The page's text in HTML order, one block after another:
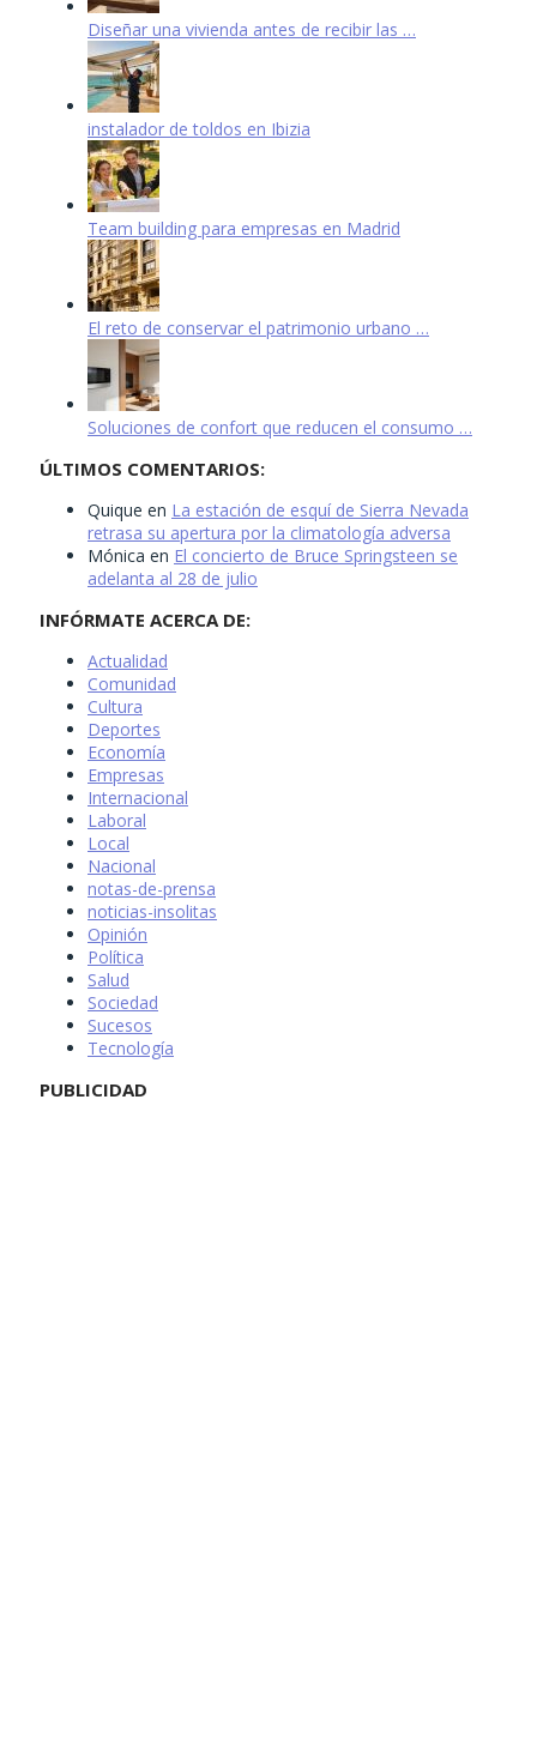
Diseñar una vivienda antes de recibir las …
instalador de toldos en Ibizia
Team building para empresas en Madrid
El reto de conservar el patrimonio urbano …
Soluciones de confort que reducen el consumo …
ÚLTIMOS COMENTARIOS:
Quique en La estación de esquí de Sierra Nevada
retrasa su apertura por la climatología adversa
Mónica en El concierto de Bruce Springsteen se
adelanta al 28 de julio
INFÓRMATE ACERCA DE:
Actualidad
Comunidad
Cultura
Deportes
Economía
Empresas
Internacional
Laboral
Local
Nacional
notas-de-prensa
noticias-insolitas
Opinión
Política
Salud
Sociedad
Sucesos
Tecnología
PUBLICIDAD